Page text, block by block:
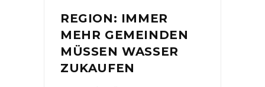
REGION: IMMER
MEHR GEMEINDEN
MÜSSEN WASSER
ZUKAUFEN